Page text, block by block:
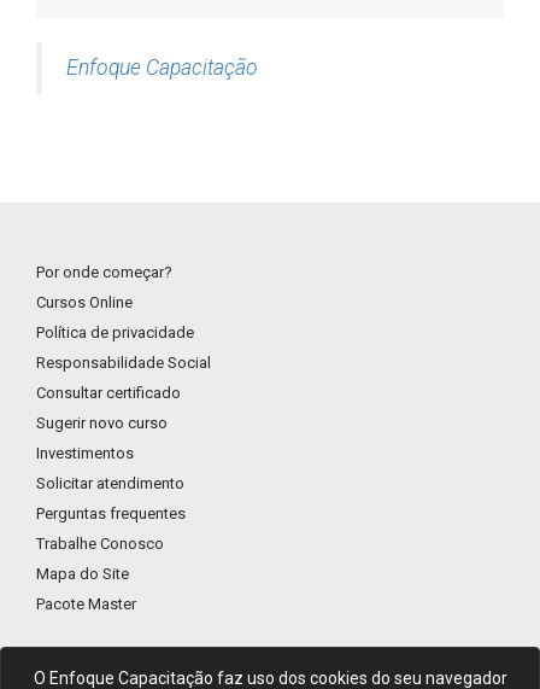
Enfoque Capacitação
Por onde começar?
Cursos Online
Política de privacidade
Responsabilidade Social
Consultar certificado
Sugerir novo curso
Investimentos
Solicitar atendimento
Perguntas frequentes
Trabalhe Conosco
Mapa do Site
Pacote Master
O Enfoque Capacitação faz uso dos cookies do seu navegador